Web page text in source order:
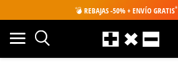
💣 REBAJAS -50% + ENVÍO GRATIS*